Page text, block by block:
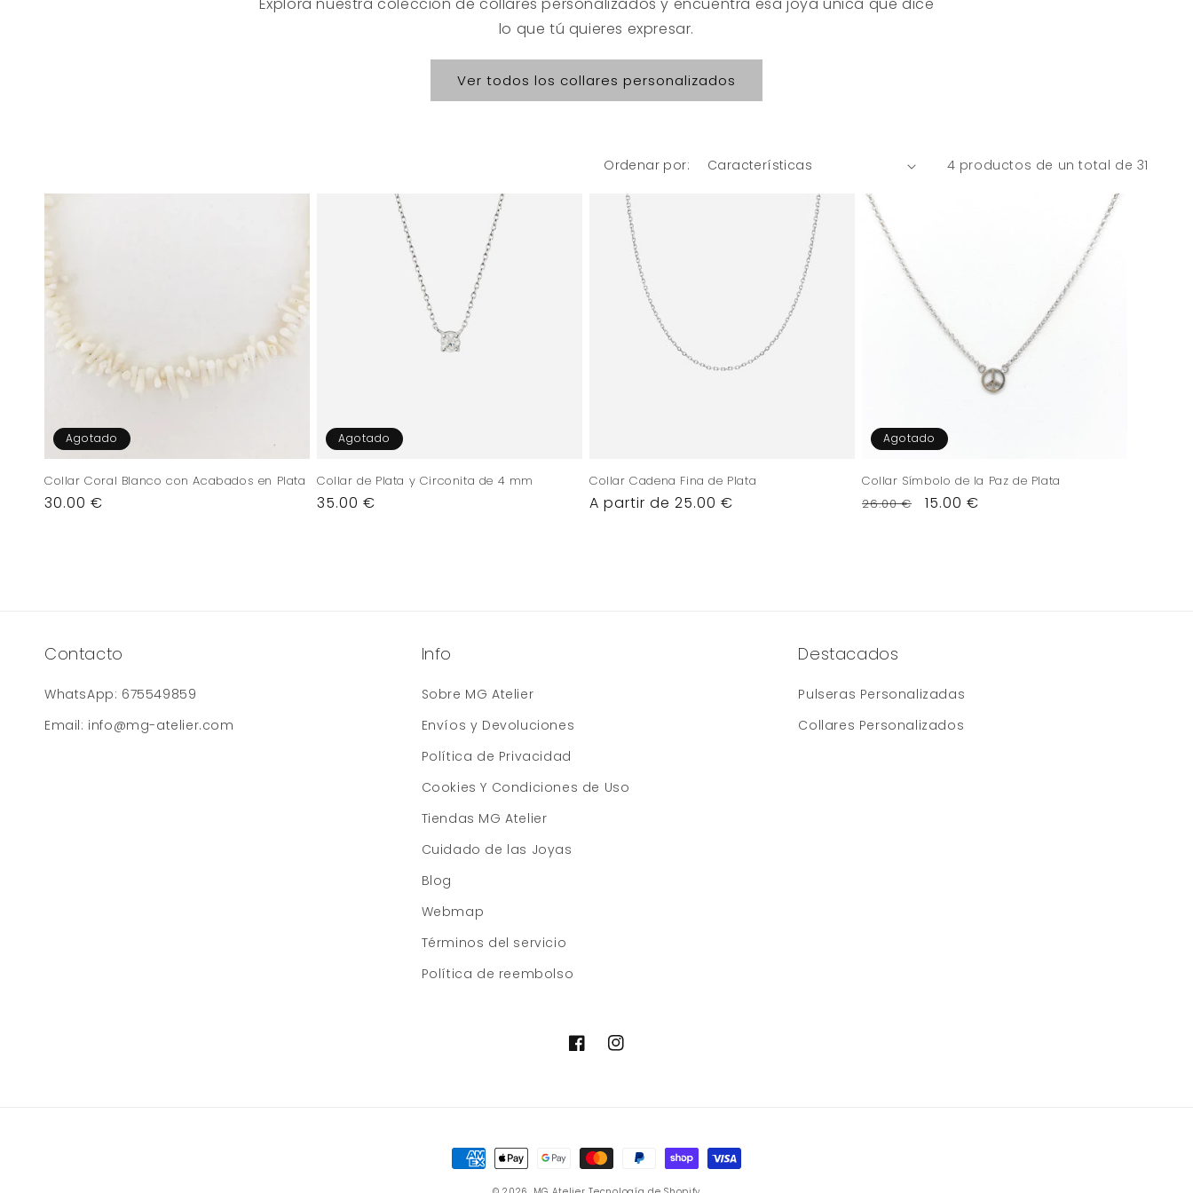
lo que tú quieres expresar.
Ver todos los collares personalizados
Ordenar por: 4 productos de un total de 31
Agotado
Collar Coral Blanco con Acabados en Plata
Precio
30.00 €
Agotado
Collar de Plata y Circonita de 4 mm
Precio
35.00 €
Collar Cadena Fina de Plata
Precio
A partir de 25.00 €
Agotado
Collar Símbolo de la Paz de Plata
Precio
26.00 €
Precio
15.00 €
Contacto
WhatsApp: 675549859
Email: info@mg-atelier.com
Info
Sobre MG Atelier
Envíos y Devoluciones
Política de Privacidad
Cookies Y Condiciones de Uso
Tiendas MG Atelier
Cuidado de las Joyas
Blog
Webmap
Términos del servicio
Política de reembolso
Destacados
Pulseras Personalizadas
Collares Personalizados
FacebookInstagram
Formas